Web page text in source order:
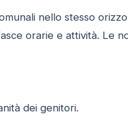
nello stesso
orarie e attività. Le
dei genitori.